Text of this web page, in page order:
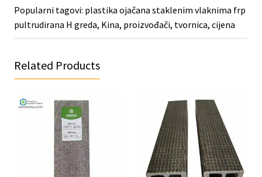
Popularni tagovi: plastika ojačana staklenim vlaknima frp
pultrudirana H greda, Kina, proizvođači, tvornica, cijena
Related Products